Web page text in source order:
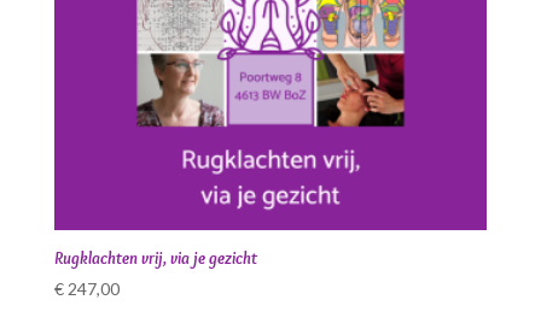
Rugklachten vrij, via je gezicht
€247,00